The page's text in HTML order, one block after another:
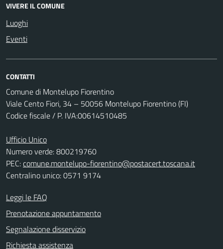
VIVERE IL COMUNE
Luoghi
Eventi
CONTATTI
Comune di Montelupo Fiorentino
Viale Cento Fiori, 34 – 50056 Montelupo Fiorentino (FI)
Codice fiscale / P. IVA:00614510485
Ufficio Unico
Numero verde: 800219760
PEC:comune.montelupo-fiorentino@postacert.toscana.it
Centralino unico: 0571 9174
Leggi le FAQ
Prenotazione appuntamento
Segnalazione disservizio
Richiesta assistenza